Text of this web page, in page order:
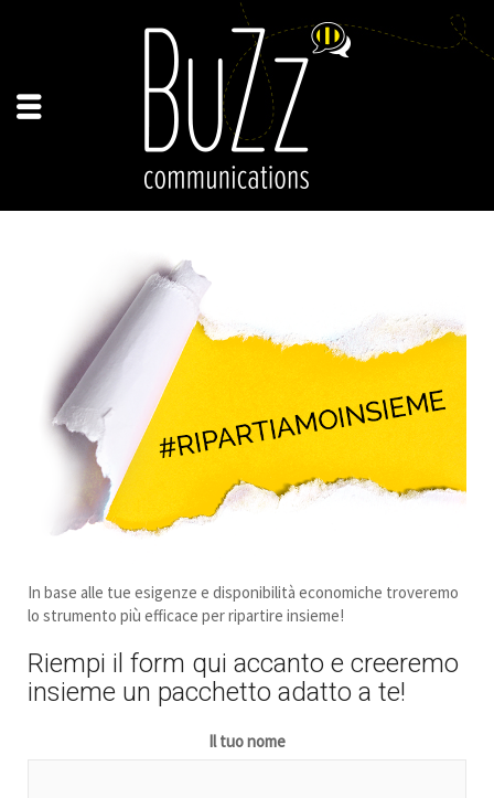
In base alle tue esigenze e disponibilità economiche troveremo
lo strumento più efficace per ripartire insieme!
Riempi il form qui accanto e creeremo
insieme un pacchetto adatto a te!
Il tuo nome